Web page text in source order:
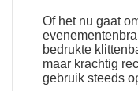
Of het nu gaat
bedrukte
maar krachtig
gebruik steeds